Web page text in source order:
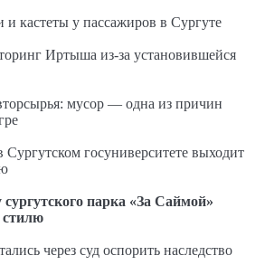
кастеты у пассажиров в Сургуте
Иртыша из-за установившейся
мусор — одна из причин
госуниверситете выходит
парка «За Саймой»
стилю
через суд оспорить наследство